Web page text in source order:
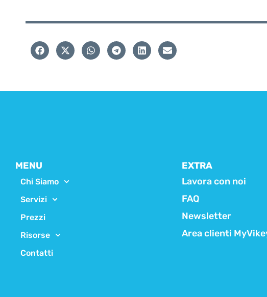
MENU
Chi Siamo
Servizi
Prezzi
Risorse
Contatti
EXTRA
Lavora con noi
FAQ
Newsletter
Area clienti